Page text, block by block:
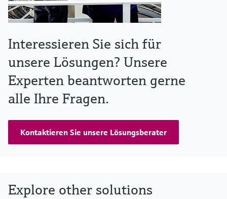
Interessieren Sie sich für
unsere Lösungen? Unsere
Experten beantworten gerne
alle Ihre Fragen.
Kontaktieren Sie unsere Lösungsberater
Explore other solutions